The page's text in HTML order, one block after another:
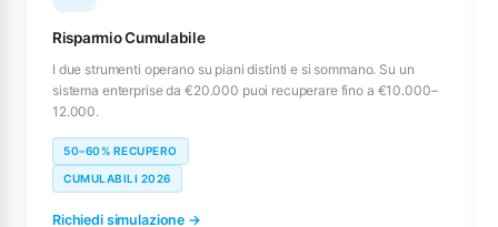
Risparmio Cumulabile
I due strumenti operano su piani distinti e si sommano. Su un
sistema enterprise da €20.000 puoi recuperare fino a €10.000–
12.000.
50–60% RECUPERO
CUMULABILI 2026
Richiedi simulazione →